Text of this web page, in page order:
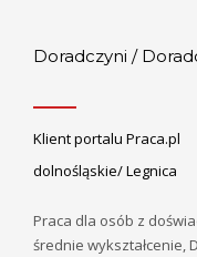
Doradczyni /
Klient portalu Praca.pl
dolnośląskie/ Legnica
Praca dla osób z
średnie wykształcenie,